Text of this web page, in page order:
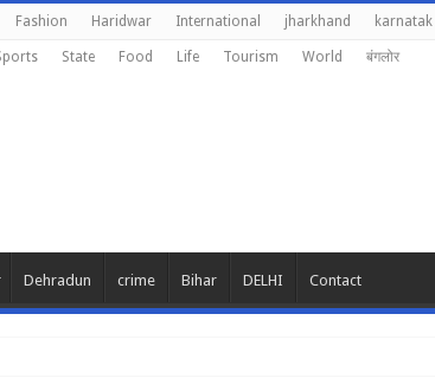
Fashion Haridwar International jharkhand karnatak
State Food Life Tourism World बंगलोर
Dehradun crime Bihar DELHI Contact